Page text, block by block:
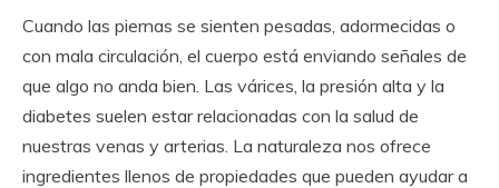
Cuando las piernas se sienten pesadas, adormecidas o
con mala circulación, el cuerpo está enviando señales de
que algo no anda bien. Las várices, la presión alta y la
diabetes suelen estar relacionadas con la salud de
nuestras venas y arterias. La naturaleza nos ofrece
ingredientes llenos de propiedades que pueden ayudar a